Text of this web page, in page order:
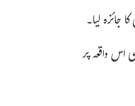
جائزہ لیا۔
اس واقعہ پر